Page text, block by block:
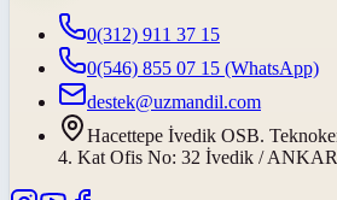
0(312) 911 37 15
0(546) 855 07 15 (WhatsApp)
destek@uzmandil.com
Hacettepe İvedik OSB.
4. Kat Ofis No: 32 İvedik /